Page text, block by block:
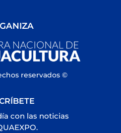
reservados ©
con las noticias